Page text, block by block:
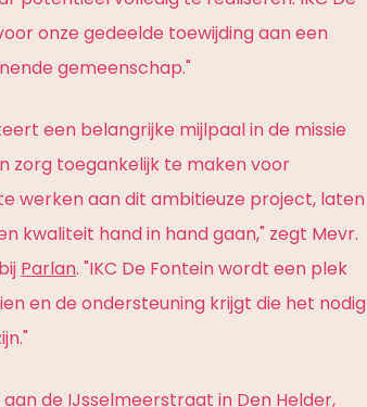
onze gedeelde toewijding aan een
gemeenschap."
een belangrijke mijlpaal in de missie
zorg toegankelijk te maken voor
werken aan dit ambitieuze project, laten
kwaliteit hand in hand gaan," zegt Mevr.
Parlan. "IKC De Fontein wordt een plek
en de ondersteuning krijgt die het nodig
aan de IJsselmeerstraat in Den Helder,